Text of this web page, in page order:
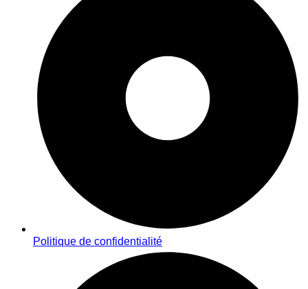
Politique de confidentialité